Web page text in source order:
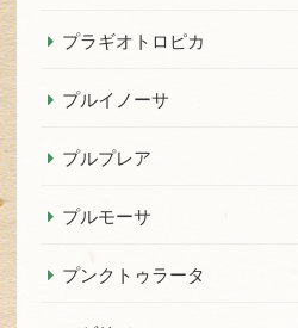
プラギオトロピカ
プルイノーサ
プルプレア
プルモーサ
プンクトゥラータ